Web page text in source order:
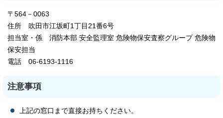
〒564－0063
住所 吹田市江坂町1丁目21番6号
担当室・係 消防本部 安全監理室 危険物保安査察グループ 危険物
保安担当
電話 06-6193-1116
注意事項
上記の窓口まで直接お持ちください。